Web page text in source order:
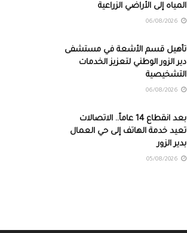
المياه إلى الأراضي الزراعية
تأهيل قسم الأشعة في مستشفى
دير الزور الوطني لتعزيز الخدمات
التشخيصية
بعد انقطاع 14 عاماً.. الاتصالات
تعيد خدمة الهاتف إلى حي العمال
بدير الزور